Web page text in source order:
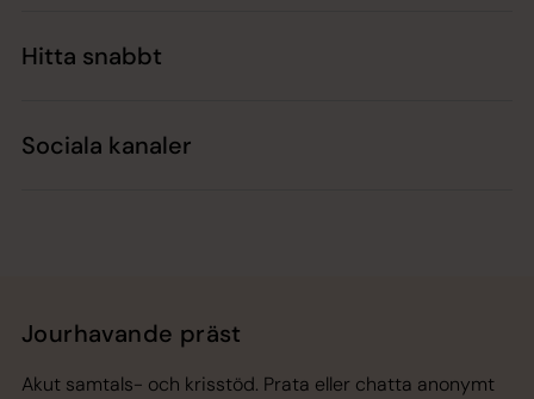
Hitta snabbt
Sociala kanaler
Jourhavande präst
Akut samtals- och krisstöd. Prata eller chatta anonymt